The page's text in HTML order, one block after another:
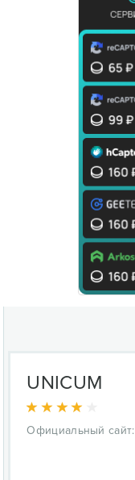
UNICUM
Официальный сайт: